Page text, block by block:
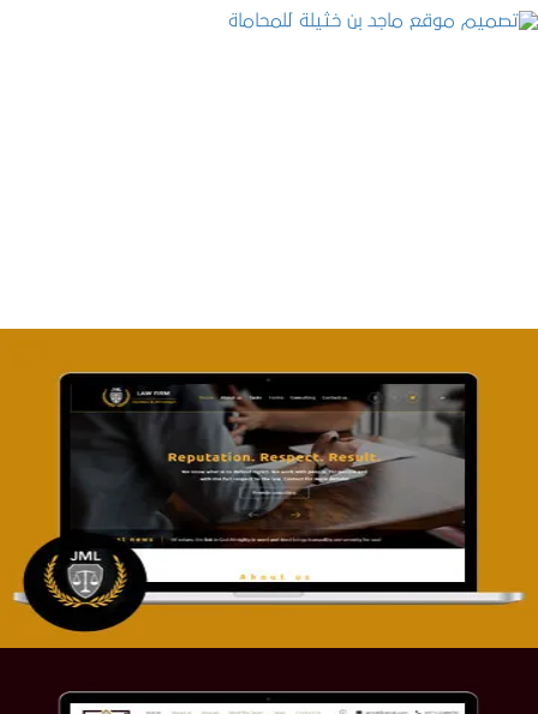
تصميم موقع آل جبار والمزارقة للمحاماة
التفاصيل